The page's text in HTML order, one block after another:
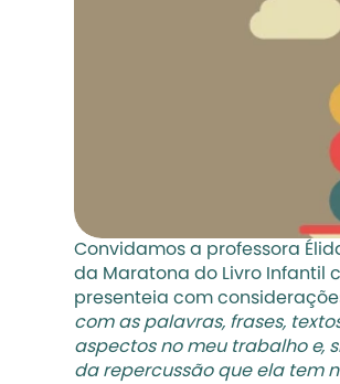
Convidamos a professora
da Maratona do Livro Infantil
presenteia com
com as palavras, frases,
aspectos no meu trabalho e,
da repercussão que ela tem